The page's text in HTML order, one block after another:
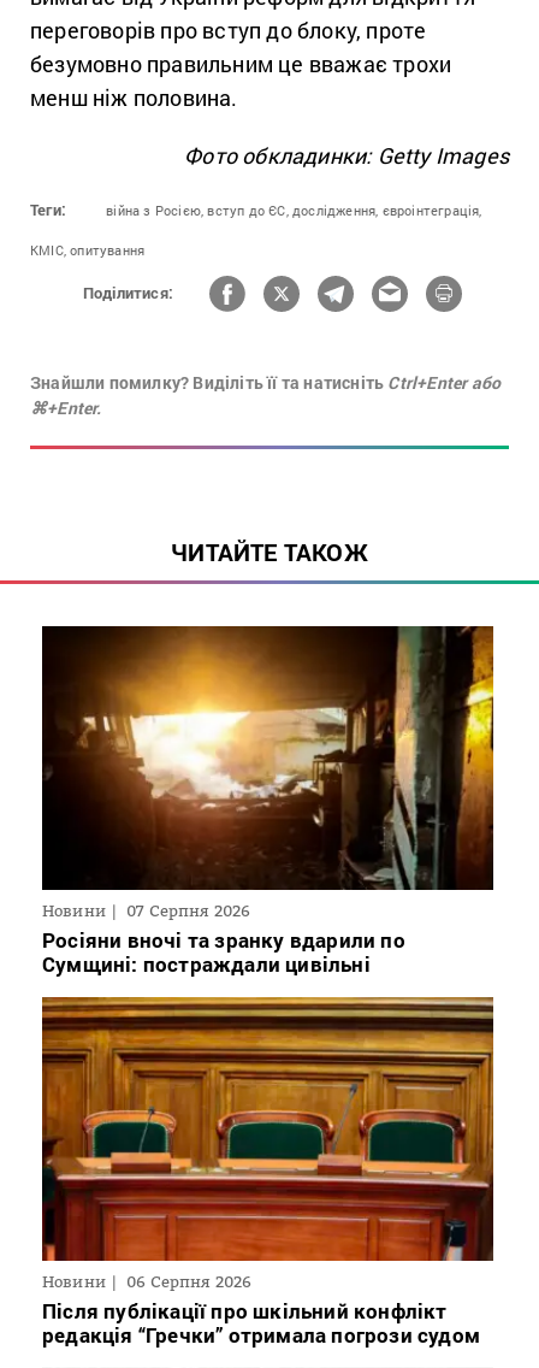
переговорів про вступ до блоку, проте
безумовно правильним це вважає трохи
менш ніж половина.
Фото обкладинки: Getty Images
Теги: війна з Росією, вступ до ЄС, дослідження, євроінтеграція,
КМІС, опитування
Поділитися:
Знайшли помилку? Виділіть її та натисніть Ctrl+Enter або
⌘+Enter.
ЧИТАЙТЕ ТАКОЖ
Новини 07 Серпня 2026
Росіяни вночі та зранку вдарили по
Сумщині: постраждали цивільні
Новини 06 Серпня 2026
Після публікації про шкільний конфлікт
редакція “Гречки” отримала погрози судом